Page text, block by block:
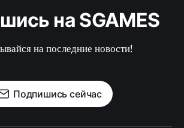
на SGAMES
на последние новости!
Подпишись сейчас